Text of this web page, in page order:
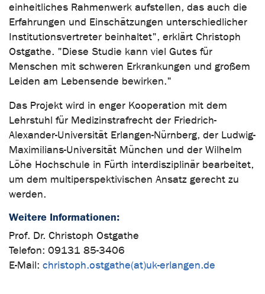
einheitliches Rahmenwerk aufstellen, das auch die
Erfahrungen und Einschätzungen unterschiedlicher
Institutionsvertreter beinhaltet", erklärt Christoph
Ostgathe. "Diese Studie kann viel Gutes für
Menschen mit schweren Erkrankungen und großem
Leiden am Lebensende bewirken."
Das Projekt wird in enger Kooperation mit dem
Lehrstuhl für Medizinstrafrecht der Friedrich-
Alexander-Universität Erlangen-Nürnberg, der Ludwig-
Maximilians-Universität München und der Wilhelm
Löhe Hochschule in Fürth interdisziplinär bearbeitet,
um dem multiperspektivischen Ansatz gerecht zu
werden.
Weitere Informationen:
Prof. Dr. Christoph Ostgathe
Telefon: 09131 85-3406
E-Mail: christoph.ostgathe(at)uk-erlangen.de